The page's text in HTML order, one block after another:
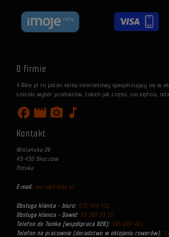
O firmie
4-Bike.pl to polski sklep internetowy specjalizujący się w
szeroki wybór produktów, takich jak części, narzędzia,
facebook movie photo_camera music_note
Kontakt
Wiślańska 26
43-430 Skoczów
Polska
E-mail: biuro@4-bike.pl
Obsługa klienta - biuro: 575 444 731
Obsługa klienta - Dawid: 33 300 33 15
Telefon do Tomka (współpraca B2B): 505 002 401
Telefon na pracownie (doradztwo w oklejaniu rowerów):